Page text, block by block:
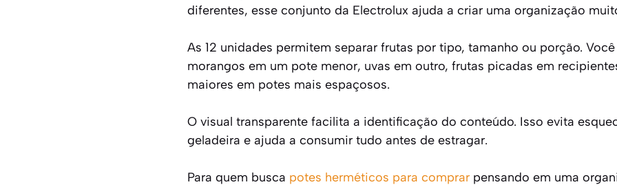
diferentes, esse conjunto da Electrolux ajuda a criar uma organização
As 12 unidades permitem separar frutas por tipo, tamanho ou porção.
morangos em um pote menor, uvas em outro, frutas picadas em
maiores em potes mais espaçosos.
O visual transparente facilita a identificação do conteúdo. Isso evita
geladeira e ajuda a consumir tudo antes de estragar.
Para quem busca potes herméticos para comprar pensando em uma